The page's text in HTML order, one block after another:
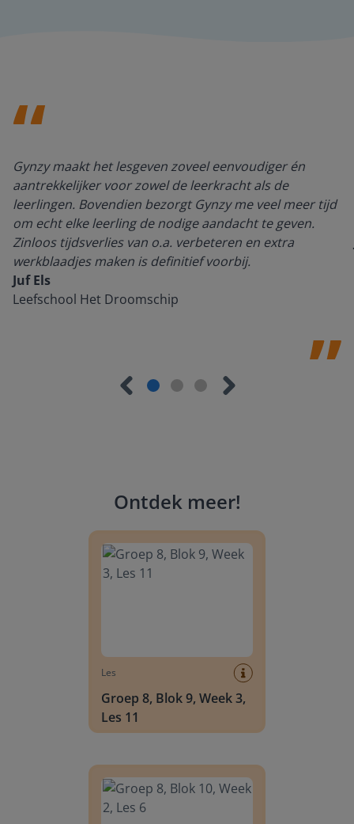
Gynzy maakt het lesgeven zoveel eenvoudiger én
aantrekkelijker voor zowel de leerkracht als de
leerlingen. Bovendien bezorgt Gynzy me veel meer tijd
om echt elke leerling de nodige aandacht te geven.
Zinloos tijdsverlies van o.a. verbeteren en extra
werkblaadjes maken is definitief voorbij.
Juf Els
Leefschool Het Droomschip
Ontdek meer!
Les
Groep 8, Blok 9, Week 3,
Les 11